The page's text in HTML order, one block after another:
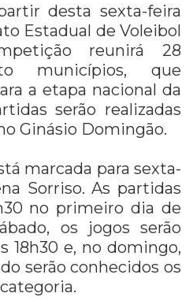
desta sexta-feira
Estadual de Voleibol
reunirá 28
municípios, que
a etapa nacional da
serão realizadas
Ginásio Domingão.
marcada para sexta-
Sorriso. As partidas
no primeiro dia de
os jogos serão
18h30 e, no domingo,
serão conhecidos os